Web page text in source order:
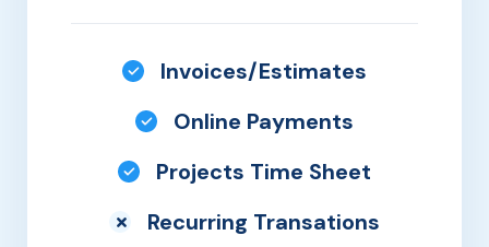
Invoices/Estimates
Online Payments
Projects Time Sheet
Recurring Transations